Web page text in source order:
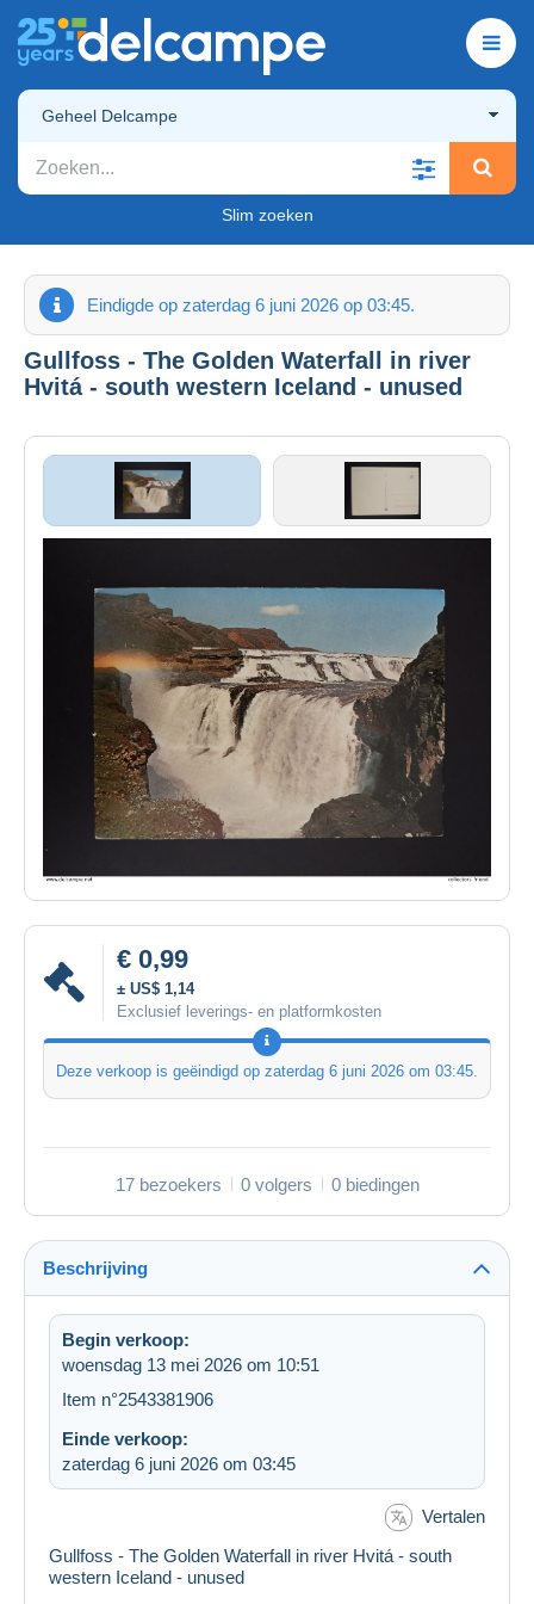
Geheel Delcampe
Slim zoeken
Eindigde op zaterdag 6 juni 2026 op 03:45.
Gullfoss - The Golden Waterfall in river
Hvitá - south western Iceland - unused
€ 0,99
± US$ 1,14
Exclusief leverings- en platformkosten
Deze verkoop is geëindigd op zaterdag 6 juni 2026 om 03:45
17 bezoekers 0 volgers 0 biedingen
Beschrijving
Begin verkoop:
woensdag 13 mei 2026 om 10:51
Item n°2543381906
Einde verkoop:
zaterdag 6 juni 2026 om 03:45
Vertalen
Gullfoss - The Golden Waterfall in river Hvitá - south
western Iceland - unused